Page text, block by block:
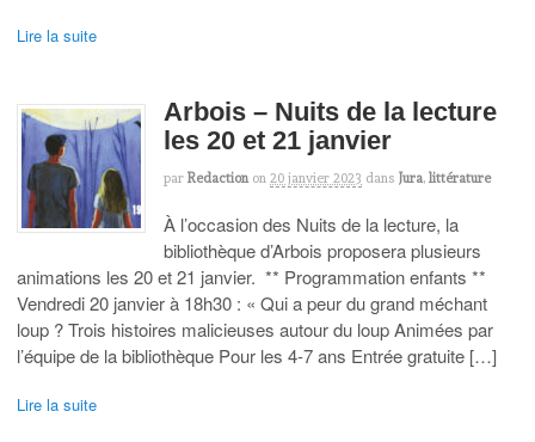
Lire la suite
Arbois – Nuits de la lecture
les 20 et 21 janvier
par Redaction on 20 janvier 2023 dans Jura, littérature
À l’occasion des Nuits de la lecture, la
bibliothèque d’Arbois proposera plusieurs
animations les 20 et 21 janvier. ** Programmation enfants **
Vendredi 20 janvier à 18h30 : « Qui a peur du grand méchant
loup ? Trois histoires malicieuses autour du loup Animées par
l’équipe de la bibliothèque Pour les 4-7 ans Entrée gratuite […]
Lire la suite